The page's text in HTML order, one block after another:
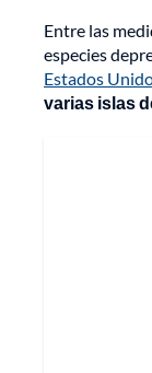
Entre las
especies
Estados
varias islas